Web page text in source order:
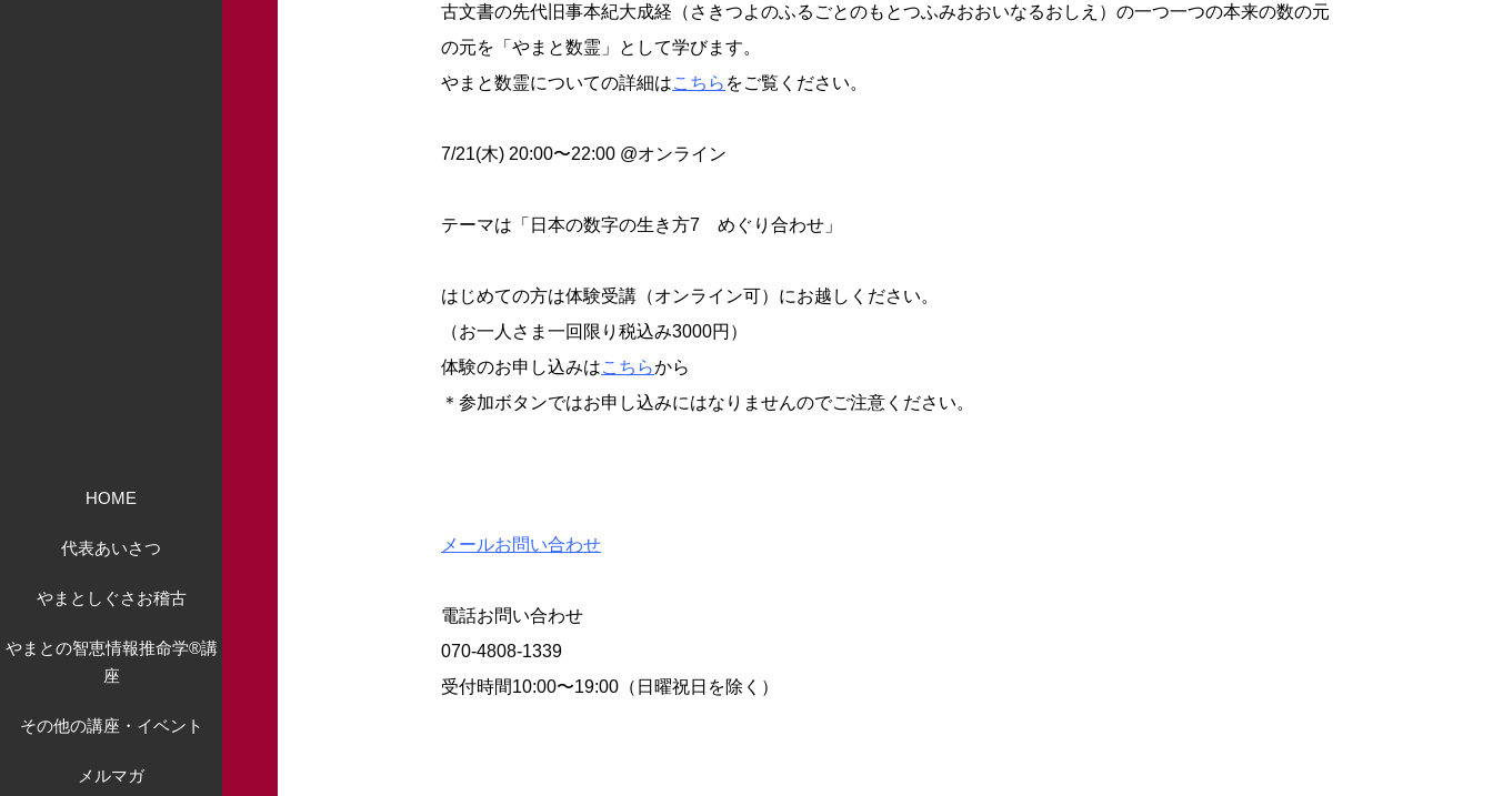
HOME
代表あいさつ
やまとしぐさお稽古
やまとの智恵情報推命学®講
座
その他の講座・イベント
メルマガ
古文書の先代旧事本紀大成経（さきつよのふるごとのもとつふみおおいなるおしえ）の一つ一つの本来の数の元
の元を「やまと数霊」として学びます。
やまと数霊についての詳細はこちら をご覧ください。
7/21(木) 20:00〜22:00 @オンライン
テーマは「日本の数字の生き方7 めぐり合わせ」
はじめての方は体験受講（オンライン可）にお越しください。
（お一人さま一回限り税込み3000円）
体験のお申し込みはこちらから
＊参加ボタンではお申し込みにはなりませんのでご注意ください。
メールお問い合わせ
電話お問い合わせ
070-4808-1339
受付時間10:00〜19:00（日曜祝日を除く）